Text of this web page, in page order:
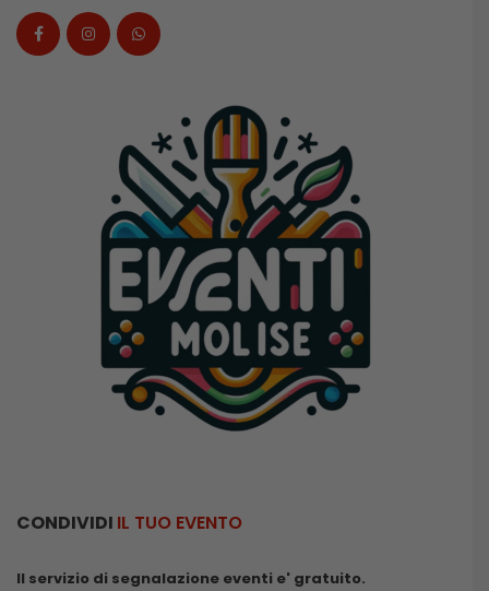
CONDIVIDI IL TUO EVENTO
Il servizio di segnalazione eventi e' gratuito.